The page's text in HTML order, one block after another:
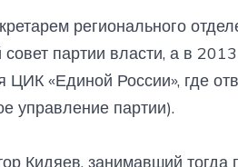
регионального
партии власти, а в
ЦИК «Единой России», где
управление партии).​​
Кидяев, занимавший тогда